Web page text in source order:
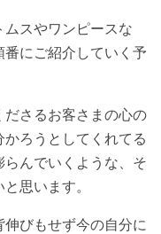
スやワンピースな
にご紹介していく予
ださるお客さまの心の
ろうとしてくれてる
んでいくような、そ
思います。
びもせず今の自分に